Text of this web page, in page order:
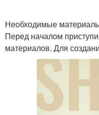
Необходимые
Перед началом
материалов. Для